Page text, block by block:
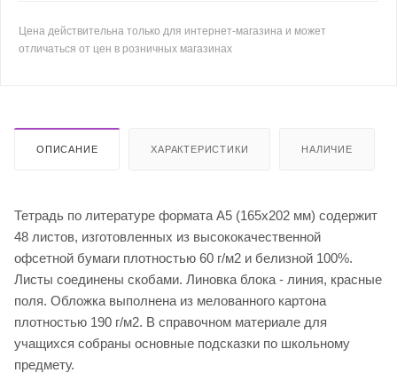
Цена действительна только для интернет-магазина и может
отличаться от цен в розничных магазинах
ОПИСАНИЕ ХАРАКТЕРИСТИКИ НАЛИЧИЕ
Тетрадь по литературе формата А5 (165х202 мм) содержит
48 листов, изготовленных из высококачественной
офсетной бумаги плотностью 60 г/м2 и белизной 100%.
Листы соединены скобами. Линовка блока - линия, красные
поля. Обложка выполнена из мелованного картона
плотностью 190 г/м2. В справочном материале для
учащихся собраны основные подсказки по школьному
предмету.